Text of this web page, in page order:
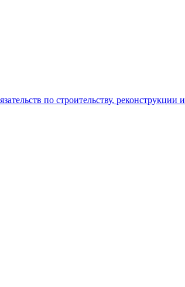
по строительству, реконструкции и